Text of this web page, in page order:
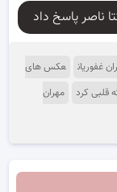
غفوریان
عکس های
قلبی کرد
مهران